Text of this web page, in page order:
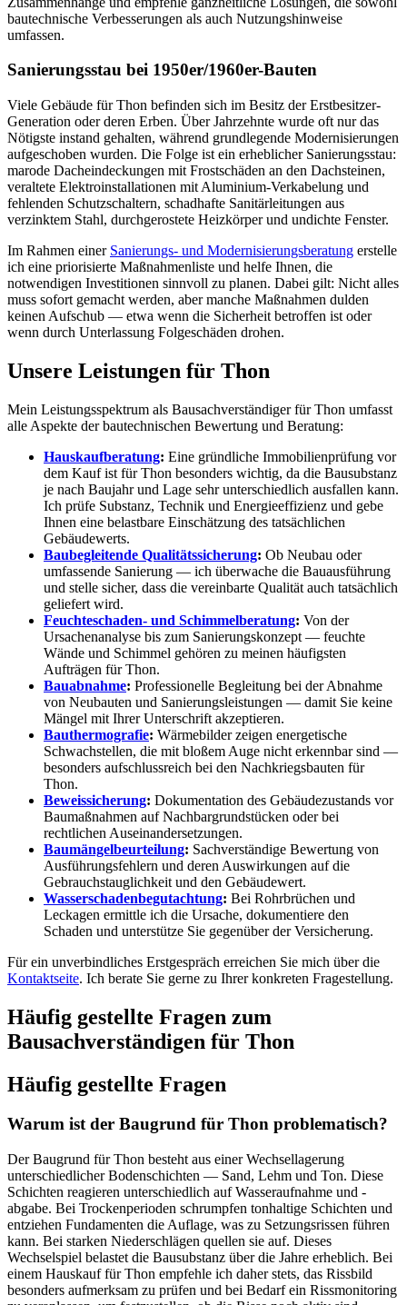
bautechnische Verbesserungen als auch Nutzungshinweise
umfassen.
Sanierungsstau bei 1950er/1960er-Bauten
Viele Gebäude für Thon befinden sich im Besitz der Erstbesitzer-
Generation oder deren Erben. Über Jahrzehnte wurde oft nur das
Nötigste instand gehalten, während grundlegende Modernisierungen
aufgeschoben wurden. Die Folge ist ein erheblicher Sanierungsstau:
marode Dacheindeckungen mit Frostschäden an den Dachsteinen,
veraltete Elektroinstallationen mit Aluminium-Verkabelung und
fehlenden Schutzschaltern, schadhafte Sanitärleitungen aus
verzinktem Stahl, durchgerostete Heizkörper und undichte Fenster.
Im Rahmen einer Sanierungs- und Modernisierungsberatung erstelle
ich eine priorisierte Maßnahmenliste und helfe Ihnen, die
notwendigen Investitionen sinnvoll zu planen. Dabei gilt: Nicht alles
muss sofort gemacht werden, aber manche Maßnahmen dulden
keinen Aufschub — etwa wenn die Sicherheit betroffen ist oder
wenn durch Unterlassung Folgeschäden drohen.
Unsere Leistungen für Thon
Mein Leistungsspektrum als Bausachverständiger für Thon umfasst
alle Aspekte der bautechnischen Bewertung und Beratung:
Hauskaufberatung: Eine gründliche Immobilienprüfung vor
dem Kauf ist für Thon besonders wichtig, da die Bausubstanz
je nach Baujahr und Lage sehr unterschiedlich ausfallen kann.
Ich prüfe Substanz, Technik und Energieeffizienz und gebe
Ihnen eine belastbare Einschätzung des tatsächlichen
Gebäudewerts.
Baubegleitende Qualitätssicherung: Ob Neubau oder
umfassende Sanierung — ich überwache die Bauausführung
und stelle sicher, dass die vereinbarte Qualität auch tatsächlich
geliefert wird.
Feuchteschaden- und Schimmelberatung: Von der
Ursachenanalyse bis zum Sanierungskonzept — feuchte
Wände und Schimmel gehören zu meinen häufigsten
Aufträgen für Thon.
Bauabnahme: Professionelle Begleitung bei der Abnahme
von Neubauten und Sanierungsleistungen — damit Sie keine
Mängel mit Ihrer Unterschrift akzeptieren.
Bauthermografie: Wärmebilder zeigen energetische
Schwachstellen, die mit bloßem Auge nicht erkennbar sind —
besonders aufschlussreich bei den Nachkriegsbauten für
Thon.
Beweissicherung: Dokumentation des Gebäudezustands vor
Baumaßnahmen auf Nachbargrundstücken oder bei
rechtlichen Auseinandersetzungen.
Baumängelbeurteilung: Sachverständige Bewertung von
Ausführungsfehlern und deren Auswirkungen auf die
Gebrauchstauglichkeit und den Gebäudewert.
Wasserschadenbegutachtung: Bei Rohrbrüchen und
Leckagen ermittle ich die Ursache, dokumentiere den
Schaden und unterstütze Sie gegenüber der Versicherung.
Für ein unverbindliches Erstgespräch erreichen Sie mich über die
Kontaktseite. Ich berate Sie gerne zu Ihrer konkreten Fragestellung.
Häufig gestellte Fragen zum
Bausachverständigen für Thon
Häufig gestellte Fragen
Warum ist der Baugrund für Thon problematisch?
Der Baugrund für Thon besteht aus einer Wechsellagerung
unterschiedlicher Bodenschichten — Sand, Lehm und Ton. Diese
Schichten reagieren unterschiedlich auf Wasseraufnahme und -
abgabe. Bei Trockenperioden schrumpfen tonhaltige Schichten und
entziehen Fundamenten die Auflage, was zu Setzungsrissen führen
kann. Bei starken Niederschlägen quellen sie auf. Dieses
Wechselspiel belastet die Bausubstanz über die Jahre erheblich. Bei
einem Hauskauf für Thon empfehle ich daher stets, das Rissbild
besonders aufmerksam zu prüfen und bei Bedarf ein Rissmonitoring